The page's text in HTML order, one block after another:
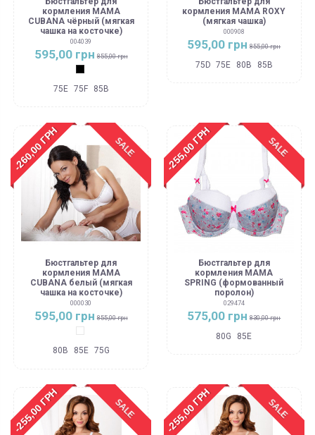
кормления MAMA
CUBANA чёрный (мягкая
чашка на косточке)
004039
595,00 грн 855,00 грн
Черный
75E 75F 85B
кормления MAMA ROXY
(мягкая чашка)
000908
595,00 грн 855,00 грн
75D 75E 80B 85B
SALE
-260,00 ГРН
Бюстгальтер для
кормления MAMA
CUBANA белый (мягкая
чашка на косточке)
000030
595,00 грн 855,00 грн
Белый
80B
85E 75G
SALE
-255,00 ГРН
Бюстгальтер для
кормления MAMA
SPRING (формованный
поролон)
029474
575,00 грн 830,00 грн
80G 85E
SALE
-255,00 ГРН SALE
-255,00 ГРН